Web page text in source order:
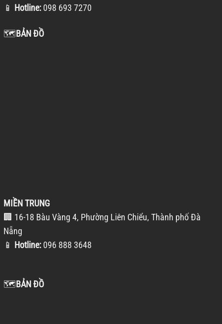
📱 Hotline: 098 693 7270
🗺️BẢN ĐỒ
MIỀN TRUNG
🏢 16-18 Bàu Vàng 4, Phường Liên Chiểu, Thành phố Đà
Nẵng
📱 Hotline: 096 888 3648
🗺️BẢN ĐỒ